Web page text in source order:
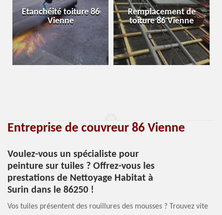
Etanchéité toiture 86
Vienne
Remplacement de
toiture 86 Vienne
Entreprise de couvreur 86 Vienne
Voulez-vous un spécialiste pour
peinture sur tuiles ? Offrez-vous les
prestations de Nettoyage Habitat à
Surin dans le 86250 !
Vos tuiles présentent des rouillures des mousses ? Trouvez vite